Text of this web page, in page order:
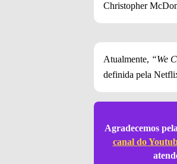
Christopher
Atualmente, “We
definida pela
Agradecemos
canal do